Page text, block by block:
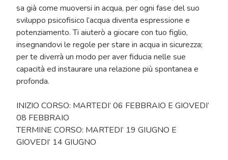
sa già come muoversi in acqua, per ogni fase del suo
sviluppo psicofisico l’acqua diventa espressione e
potenziamento. Ti aiuterò a giocare con tuo figlio,
insegnandovi le regole per stare in acqua in sicurezza;
per te diverrà un modo per aver fiducia nelle sue
capacità ed instaurare una relazione più spontanea e
profonda.
INIZIO CORSO: MARTEDI’ 06 FEBBRAIO E GIOVEDI’
08 FEBBRAIO
TERMINE CORSO: MARTEDI’ 19 GIUGNO E
GIOVEDI’ 14 GIUGNO